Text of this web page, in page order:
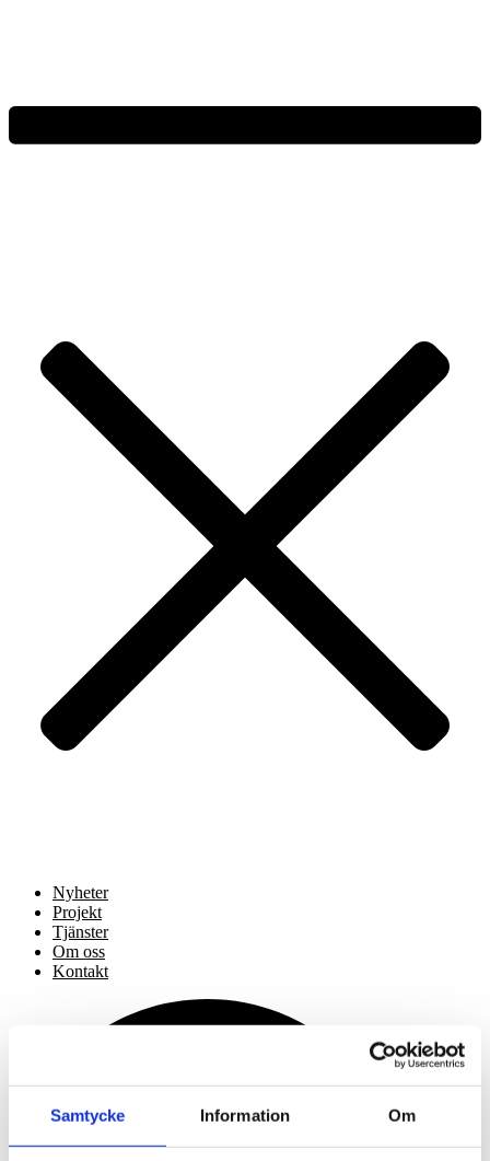
Samtycke Information Om
Nyheter
Projekt
Tjänster
Om oss
Kontakt